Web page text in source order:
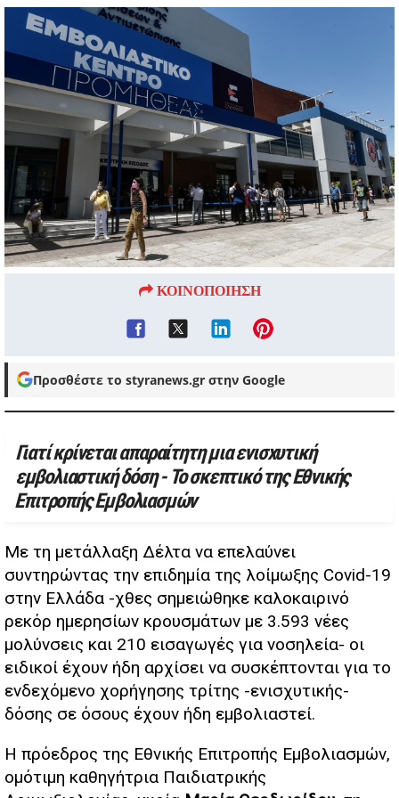
ΚΟΙΝΟΠΟΙΗΣΗ
Προσθέστε το styranews.gr στην Google
Γιατί κρίνεται απαραίτητη μια ενισχυτική
εμβολιαστική δόση - Το σκεπτικό της Εθνικής
Επιτροπής Εμβολιασμών
Με τη μετάλλαξη Δέλτα να επελαύνει
συντηρώντας την επιδημία της λοίμωξης Covid-19
στην Ελλάδα -χθες σημειώθηκε καλοκαιρινό
ρεκόρ ημερησίων κρουσμάτων με 3.593 νέες
μολύνσεις και 210 εισαγωγές για νοσηλεία- οι
ειδικοί έχουν ήδη αρχίσει να συσκέπτονται για το
ενδεχόμενο χορήγησης τρίτης -ενισχυτικής-
δόσης σε όσους έχουν ήδη εμβολιαστεί.
Η πρόεδρος της Εθνικής Επιτροπής Εμβολιασμών,
ομότιμη καθηγήτρια Παιδιατρικής